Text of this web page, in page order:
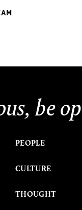
be
PEOPLE
CULTURE
THOUGHT